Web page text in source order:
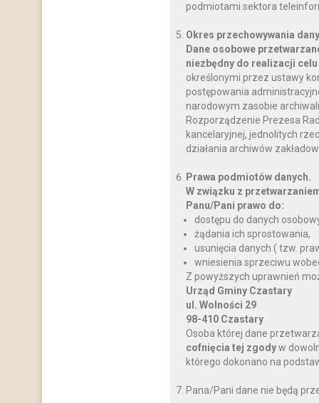
podmiotami sektora
Okres przechowywania
Dane osobowe
niezbędny do realizacji
określonymi przez ustawy
postępowania
narodowym zasobie
Rozporządzenie Prezesa
kancelaryjnej, jednolitych
działania archiwów
Prawa podmiotów danych.
W związku z
Panu/Pani prawo do:
dostępu do danych
żądania ich sprostowania,
usunięcia danych ( tzw.
wniesienia sprzeciwu
Z powyższych uprawnień
Urząd Gminy Czastary
ul. Wolności 29
98-410 Czastary
Osoba której dane
cofnięcia tej zgodyw
którego dokonano na
Pana/Pani dane nie będą